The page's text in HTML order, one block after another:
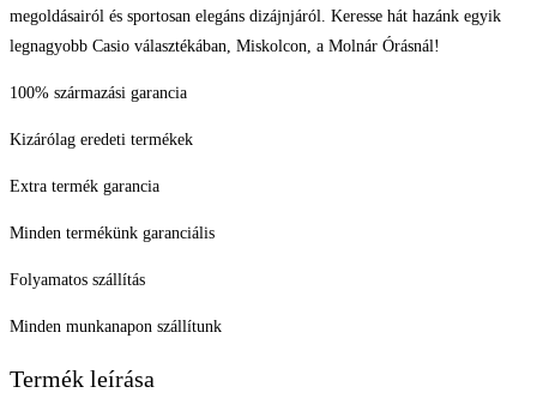
megoldásairól és sportosan elegáns dizájnjáról. Keresse hát hazánk egyik
legnagyobb Casio választékában, Miskolcon, a Molnár Órásnál!
100% származási garancia
Kizárólag eredeti termékek
Extra termék garancia
Minden termékünk garanciális
Folyamatos szállítás
Minden munkanapon szállítunk
Termék leírása